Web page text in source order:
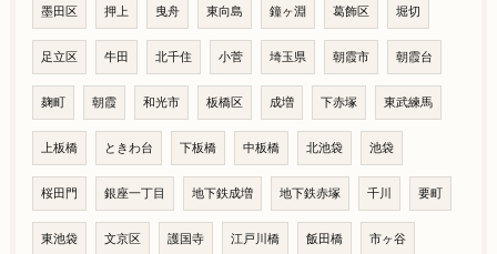
墨田区 押上 曳舟 東向島 鐘ヶ淵 葛飾区 堀切
足立区 牛田 北千住 小菅 埼玉県 朝霞市 朝霞台
麹町 朝霞 和光市 板橋区 成増 下赤塚 東武練馬
上板橋 ときわ台 下板橋 中板橋 北池袋 池袋
桜田門 銀座一丁目 地下鉄成増 地下鉄赤塚 千川 要町
東池袋 文京区 護国寺 江戸川橋 飯田橋 市ヶ谷